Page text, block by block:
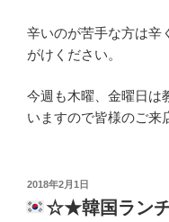
辛いのが苦手な方は辛
がけください。
今週も木曜、金曜日は
いますので皆様のご来
投
稿
日:
2018年2月1日
☆★韓国ラン